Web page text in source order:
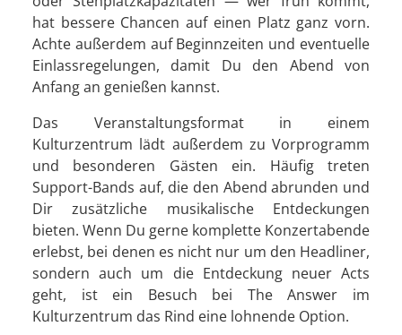
hat bessere Chancen auf einen Platz ganz vorn.
Achte außerdem auf Beginnzeiten und eventuelle
Einlassregelungen, damit Du den Abend von
Anfang an genießen kannst.
Das Veranstaltungsformat in einem
Kulturzentrum lädt außerdem zu Vorprogramm
und besonderen Gästen ein. Häufig treten
Support-Bands auf, die den Abend abrunden und
Dir zusätzliche musikalische Entdeckungen
bieten. Wenn Du gerne komplette Konzertabende
erlebst, bei denen es nicht nur um den Headliner,
sondern auch um die Entdeckung neuer Acts
geht, ist ein Besuch bei The Answer im
Kulturzentrum das Rind eine lohnende Option.